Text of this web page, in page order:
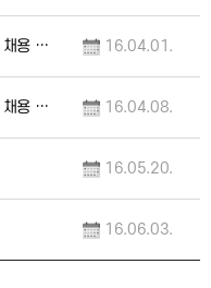
2016년 진흥원 직원(계약직, 청년인턴) 채용 서류 합격자 공고 16.04.01.
2016년 진흥원 직원(계약직, 청년인턴) 채용 최종 합격자 공고 16.04.08.
16.05.20.
16.06.03.